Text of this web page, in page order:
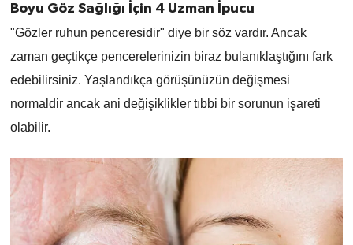
Boyu Göz Sağlığı İçin 4 Uzman İpucu
"Gözler ruhun penceresidir" diye bir söz vardır. Ancak
zaman geçtikçe pencerelerinizin biraz bulanıklaştığını fark
edebilirsiniz. Yaşlandıkça görüşünüzün değişmesi
normaldir ancak ani değişiklikler tıbbi bir sorunun işareti
olabilir.